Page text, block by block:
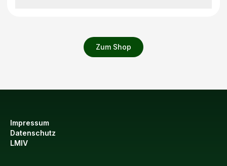
Zum Shop
Impressum
Datenschutz
LMIV